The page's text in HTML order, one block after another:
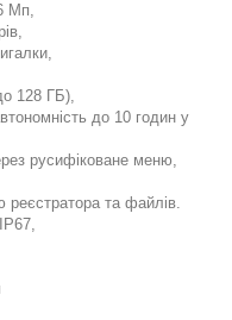
Мп,
128 ГБ),
до 10 годин у
русифіковане меню,
реєстратора та файлів.